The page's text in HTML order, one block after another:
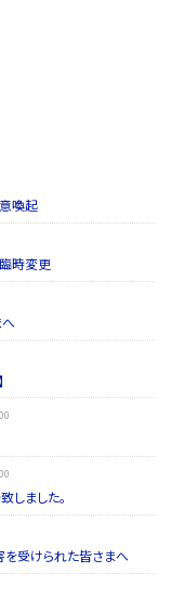
喚起
時変更
ました。
受けられた皆さまへ